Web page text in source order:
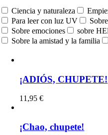
Ciencia y naturaleza
Para leer con luz UV
Sobre emociones
sobre
Sobre la amistad y la familia
¡ADIÓS, CHUPETE!
11,95€
¡Chao, chupete!